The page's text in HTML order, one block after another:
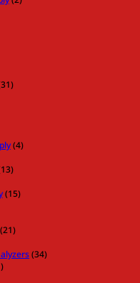
(4)
(15)
(21)
(34)